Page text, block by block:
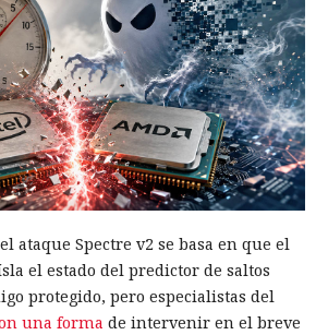
ataque Spectre v2 se basa en que el
el estado del predictor de saltos
protegido, pero especialistas del
una forma de intervenir en el breve